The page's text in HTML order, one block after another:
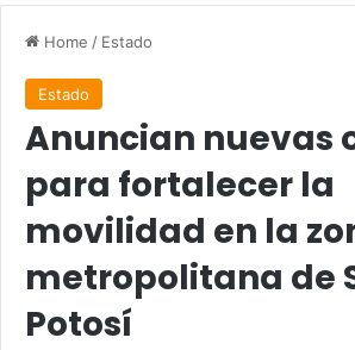
Home / Estado
Estado
Anuncian nuevas
para fortalecer la
movilidad en la
metropolitana de
Potosí